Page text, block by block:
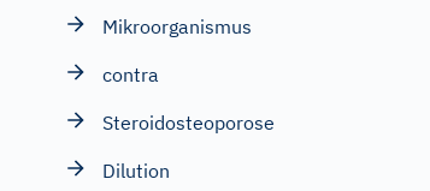
Mikroorganismus
contra
Steroidosteoporose
Dilution